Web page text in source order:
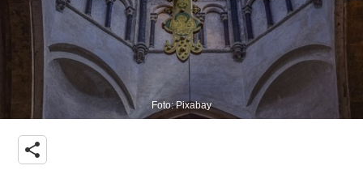
Foto: Pixabay
share